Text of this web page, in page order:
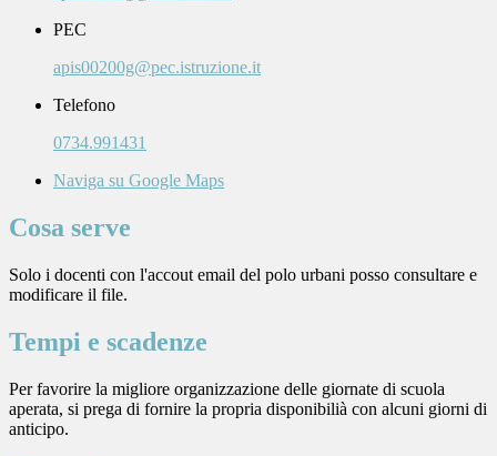
PEC
apis00200g@pec.istruzione.it
Telefono
0734.991431
Naviga su Google Maps
Cosa serve
Solo i docenti con l'accout email del polo urbani posso consultare e
modificare il file.
Tempi e scadenze
Per favorire la migliore organizzazione delle giornate di scuola
aperata, si prega di fornire la propria disponibilià con alcuni giorni di
anticipo.